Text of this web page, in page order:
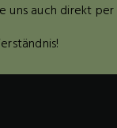
uns auch direkt